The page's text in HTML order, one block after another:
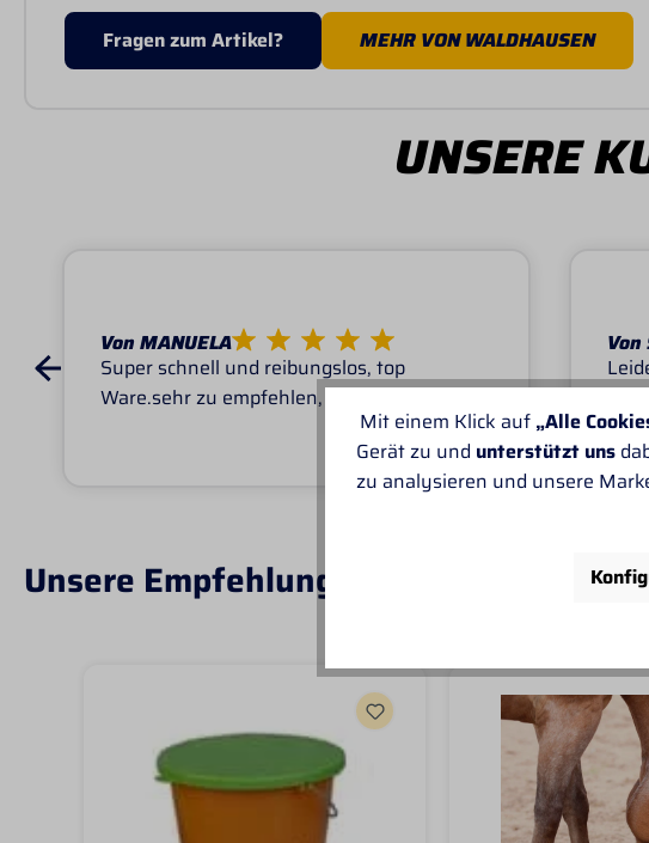
Fragen zum Artikel? MEHR VON WALDHAUSEN
UNSERE
Von MANUELA
Super schnell und reibungslos, top
Ware.sehr zu empfehlen, top!
Von
Unsere Empfehlungen
Mit einem Klick auf „Alle
Gerät zu und unterstützt uns
zu analysieren und unsere